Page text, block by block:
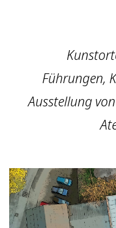
Führungen,
Ausstellung